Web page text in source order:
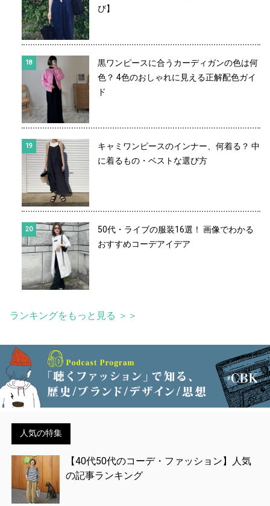
び】
黒ワンピースに合うカーディガンの色は何
色？ 4色のおしゃれに見える正解配色ガイ
ド
キャミワンピースのインナー、何着る？ 中
に着るもの・ベストな選び方
50代・ライブの服装16選！ 画像でわかる
おすすめコーデアイデア
ランキングをもっと見る ＞＞
人気の特集
【40代50代のコーデ・ファッション】人気
の記事ランキング